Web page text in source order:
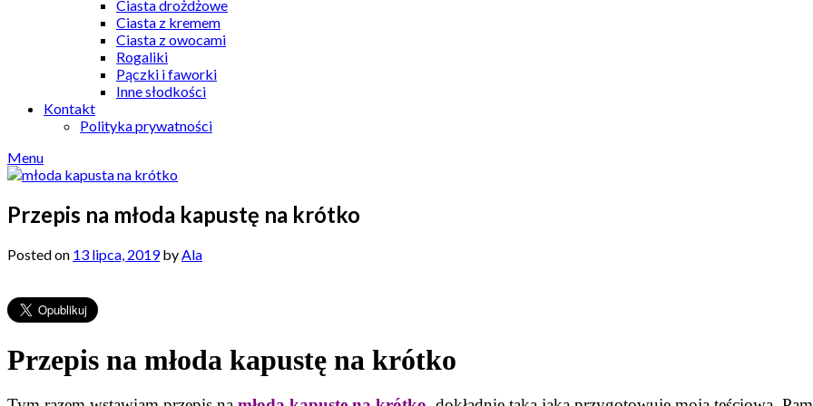
Ciasta drożdżowe
Ciasta z kremem
Ciasta z owocami
Rogaliki
Pączki i faworki
Inne słodkości
Kontakt
Polityka prywatności
Menu
Przepis na młoda kapustę na krótko
Posted on 13 lipca, 2019byAla
Przepis na młoda kapustę na krótko